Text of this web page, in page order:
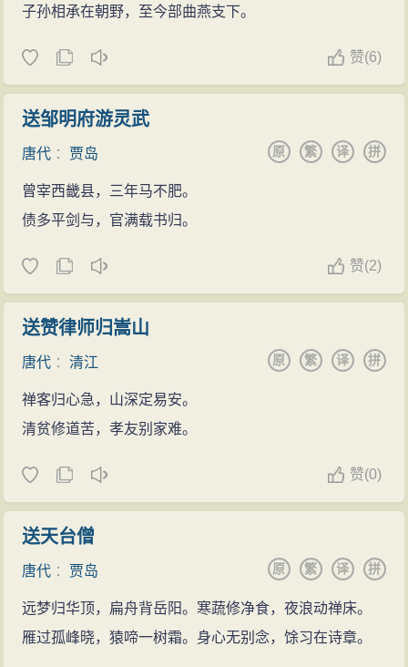
子孙相承在朝野，至今部曲燕支下。
赞(6)
送邹明府游灵武
唐代 ： 贾岛 拼
译
繁
原
曾宰西畿县，三年马不肥。
债多平剑与，官满载书归。
赞(2)
送赞律师归嵩山
唐代 ：清江 拼
译
繁
原
禅客归心急，山深定易安。
清贫修道苦，孝友别家难。
赞(0)
送天台僧
唐代 ： 贾岛 拼
译
繁
原
远梦归华顶，扁舟背岳阳。寒蔬修净食，夜浪动禅床。
雁过孤峰晓，猿啼一树霜。身心无别念，馀习在诗章。